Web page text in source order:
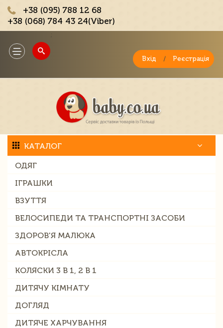
+38 (095) 788 12 68
+38 (068) 784 43 24(Viber)
Toggle
navigation
Вхід / Реєстрація
КАТАЛОГ
ОДЯГ
ІГРАШКИ
ВЗУТТЯ
ВЕЛОСИПЕДИ ТА ТРАНСПОРТНІ ЗАСОБИ
ЗДОРОВ'Я МАЛЮКА
АВТОКРІСЛА
КОЛЯСКИ 3 В 1, 2 В 1
ДИТЯЧУ КІМНАТУ
ДОГЛЯД
ДИТЯЧЕ ХАРЧУВАННЯ